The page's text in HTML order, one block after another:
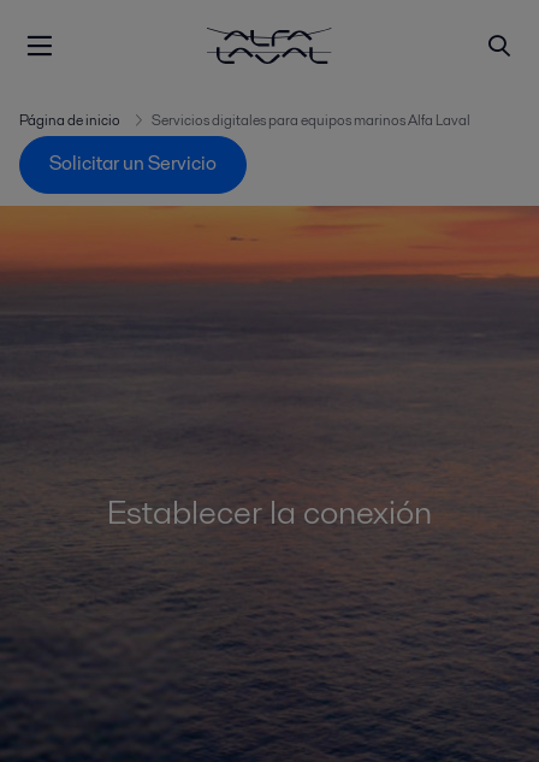
Página de inicio Servicios digitales para equipos marinos Alfa Laval
Solicitar un Servicio
Establecer la conexión